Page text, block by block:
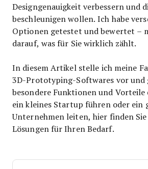
Designgenauigkeit verbessern und
beschleunigen wollen. Ich habe
Optionen getestet und bewertet –
darauf, was für Sie wirklich zählt.
In diesem Artikel stelle ich meine
3D-Prototyping-Softwares vor und
besondere Funktionen und Vorteile
ein kleines Startup führen oder ein
Unternehmen leiten, hier finden Sie
Lösungen für Ihren Bedarf.